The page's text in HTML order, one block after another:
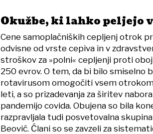
Okužbe, ki lahko peljejo
Cene samoplačniških cepljenj otrok
odvisne od vrste cepiva in v
stroškov za »polni« cepljenji proti
250 evrov. O tem, da bi bilo smiselno
rotavirusom omogočiti vsem
leti, a so prizadevanja za širitev
pandemijo covida. Obujena so bila
razpravljala tudi posvetovalna
Beović. Člani so se zavzeli za